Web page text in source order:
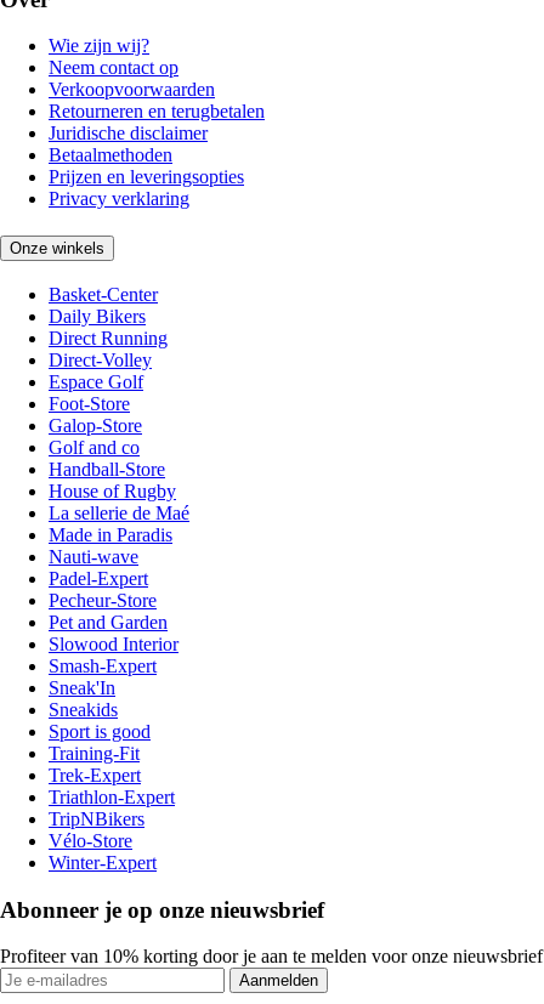
Wie zijn wij?
Neem contact op
Verkoopvoorwaarden
Retourneren en terugbetalen
Juridische disclaimer
Betaalmethoden
Prijzen en leveringsopties
Privacy verklaring
Onze winkels
Basket-Center
Daily Bikers
Direct Running
Direct-Volley
Espace Golf
Foot-Store
Galop-Store
Golf and co
Handball-Store
House of Rugby
La sellerie de Maé
Made in Paradis
Nauti-wave
Padel-Expert
Pecheur-Store
Pet and Garden
Slowood Interior
Smash-Expert
Sneak'In
Sneakids
Sport is good
Training-Fit
Trek-Expert
Triathlon-Expert
TripNBikers
Vélo-Store
Winter-Expert
Abonneer je op onze nieuwsbrief
Profiteer van 10% korting door je aan te melden voor onze nieuwsbrief
Aanmelden